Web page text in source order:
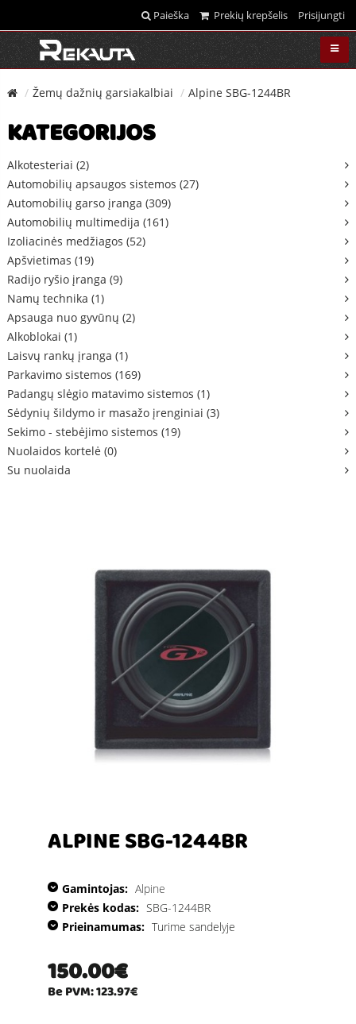
Paieška Prekių krepšelis Prisijungti
Žemų dažnių garsiakalbiai Alpine SBG-1244BR
KATEGORIJOS
Alkotesteriai (2)
Automobilių apsaugos sistemos (27)
Automobilių garso įranga (309)
Automobilių multimedija (161)
Izoliacinės medžiagos (52)
Apšvietimas (19)
Radijo ryšio įranga (9)
Namų technika (1)
Apsauga nuo gyvūnų (2)
Alkoblokai (1)
Laisvų rankų įranga (1)
Parkavimo sistemos (169)
Padangų slėgio matavimo sistemos (1)
Sėdynių šildymo ir masažo įrenginiai (3)
Sekimo - stebėjimo sistemos (19)
Nuolaidos kortelė (0)
Su nuolaida
ALPINE SBG-1244BR
Gamintojas: Alpine
Prekės kodas: SBG-1244BR
Prieinamumas: Turime sandelyje
150.00€
Be PVM: 123.97€